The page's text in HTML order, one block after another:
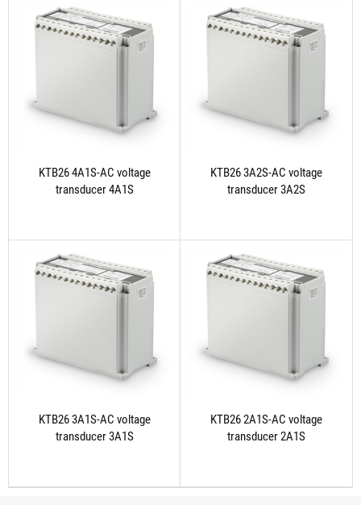
KTB26 4A1S-AC voltage
transducer 4A1S
KTB26 3A2S-AC voltage
transducer 3A2S
KTB26 3A1S-AC voltage
transducer 3A1S
KTB26 2A1S-AC voltage
transducer 2A1S